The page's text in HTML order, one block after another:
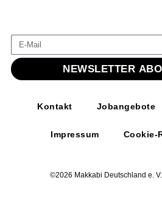
NEWSLETTER
©2026 Makkabi Deutschland e.
Kontakt Jobangebote
Impressum Cookie-